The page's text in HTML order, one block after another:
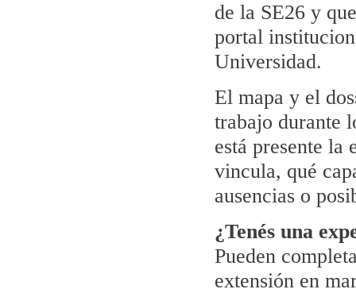
de la SE26 y
portal
Universidad.
El mapa y el
trabajo durante
está presente la
vincula, qué
ausencias o
¿Tenés una
Pueden
extensión en